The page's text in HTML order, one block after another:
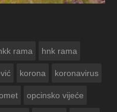
rama hnk rama
korona koronavirus
opcinsko vijeće